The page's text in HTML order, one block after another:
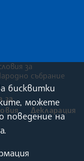
за
събрание
за
Декларация
бисквитки
можете
поведение на